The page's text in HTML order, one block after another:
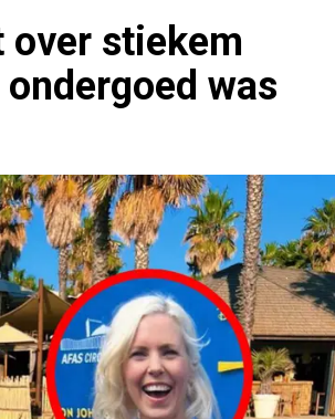
over stiekem
was